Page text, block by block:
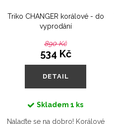
u
o
Triko CHANGER korálové - do
vyprodání
890 Kč
534 Kč
DETAIL
Skladem 1 ks
Nalaďte se na dobro! Korálové